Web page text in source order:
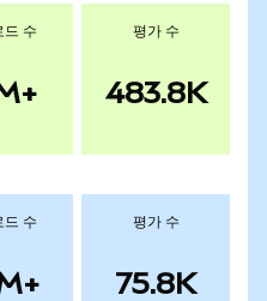
드 수 평가 수
483.8K
드 수 평가 수
75.8K